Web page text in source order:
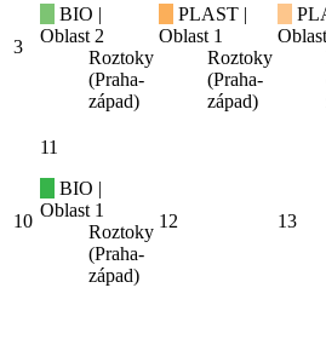
3
BIO |
Oblast 2
Roztoky
(Praha-
západ)
PLAST |
Oblast 1
Roztoky
(Praha-
západ)
10
11
BIO |
Oblast 1
Roztoky
(Praha-
západ)
12 13